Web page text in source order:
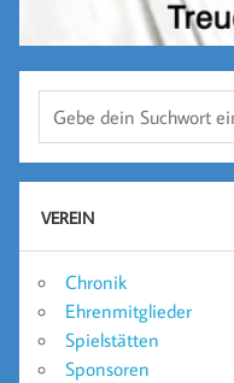
VEREIN
Chronik
Ehrenmitglieder
Spielstätten
Sponsoren